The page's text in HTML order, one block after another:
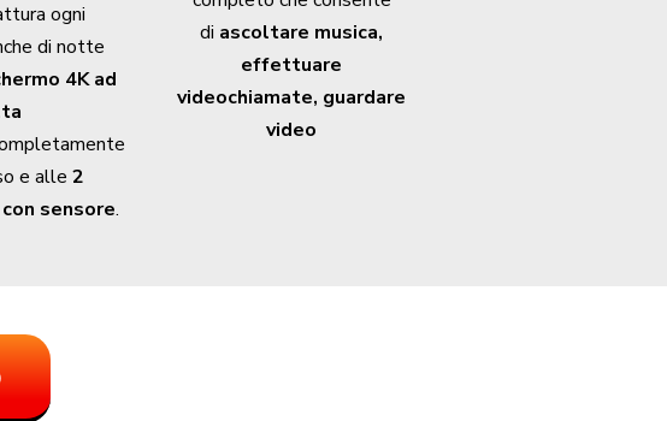
ogni
di notte
4K ad
e alle 2
sensore.
di ascoltare musica,
effettuare
videochiamate, guardare
video